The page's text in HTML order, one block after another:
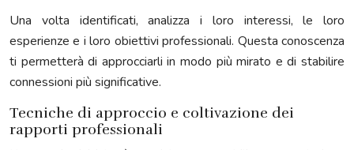
Una volta identificati, analizza i loro interessi, le loro
esperienze e i loro obiettivi professionali. Questa conoscenza
ti permetterà di approcciarli in modo più mirato e di stabilire
connessioni più significative.
Tecniche di approccio e coltivazione dei
rapporti professionali